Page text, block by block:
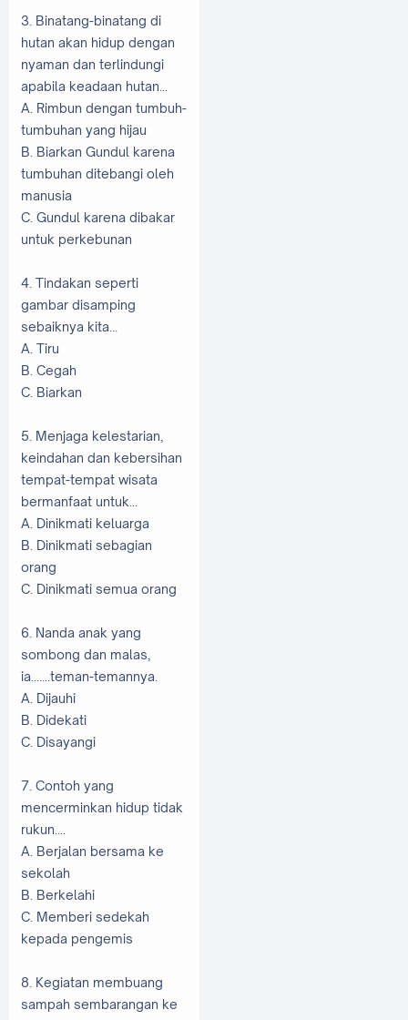
3. Binatang-binatang di
hutan akan hidup dengan
nyaman dan terlindungi
apabila keadaan hutan...
A. Rimbun dengan tumbuh-
tumbuhan yang hijau
B. Biarkan Gundul karena
tumbuhan ditebangi oleh
manusia
C. Gundul karena dibakar
untuk perkebunan
4. Tindakan seperti
gambar disamping
sebaiknya kita...
A. Tiru
B. Cegah
C. Biarkan
5. Menjaga kelestarian,
keindahan dan kebersihan
tempat-tempat wisata
bermanfaat untuk...
A. Dinikmati keluarga
B. Dinikmati sebagian
orang
C. Dinikmati semua orang
6. Nanda anak yang
sombong dan malas,
ia.......teman-temannya.
A. Dijauhi
B. Didekati
C. Disayangi
7. Contoh yang
mencerminkan hidup tidak
rukun....
A. Berjalan bersama ke
sekolah
B. Berkelahi
C. Memberi sedekah
kepada pengemis
8. Kegiatan membuang
sampah sembarangan ke